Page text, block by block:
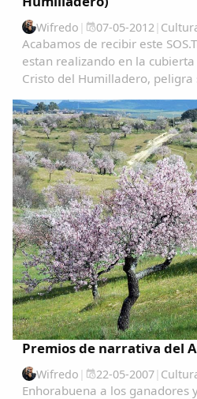
Wifredo | 07-05-2012|
Acabamos de recibir este
estan realizando en la
Cristo del Humilladero,
interes, tanto Patrimonial
Premios de narrativa del
Wifredo | 22-05-2007|
Enhorabuena a los ganadores